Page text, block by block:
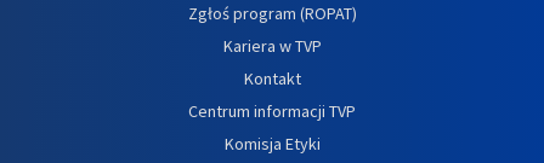
Zgłoś program (ROPAT)
Kariera w TVP
Kontakt
Centrum informacji TVP
Komisja Etyki